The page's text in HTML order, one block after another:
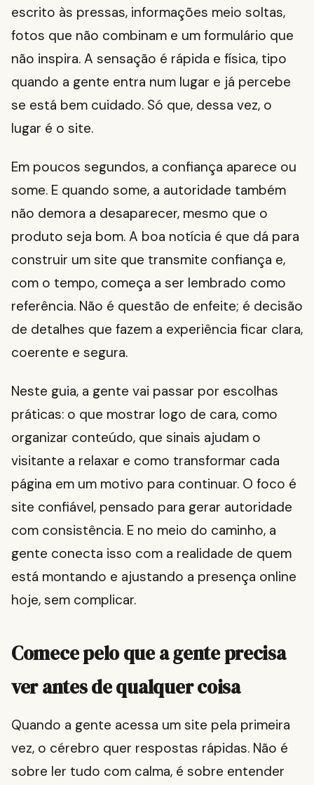
escrito às pressas, informações meio soltas,
fotos que não combinam e um formulário que
não inspira. A sensação é rápida e física, tipo
quando a gente entra num lugar e já percebe
se está bem cuidado. Só que, dessa vez, o
lugar é o site.
Em poucos segundos, a confiança aparece ou
some. E quando some, a autoridade também
não demora a desaparecer, mesmo que o
produto seja bom. A boa notícia é que dá para
construir um site que transmite confiança e,
com o tempo, começa a ser lembrado como
referência. Não é questão de enfeite; é decisão
de detalhes que fazem a experiência ficar clara,
coerente e segura.
Neste guia, a gente vai passar por escolhas
práticas: o que mostrar logo de cara, como
organizar conteúdo, que sinais ajudam o
visitante a relaxar e como transformar cada
página em um motivo para continuar. O foco é
site confiável, pensado para gerar autoridade
com consistência. E no meio do caminho, a
gente conecta isso com a realidade de quem
está montando e ajustando a presença online
hoje, sem complicar.
Comece pelo que a gente precisa
ver antes de qualquer coisa
Quando a gente acessa um site pela primeira
vez, o cérebro quer respostas rápidas. Não é
sobre ler tudo com calma, é sobre entender